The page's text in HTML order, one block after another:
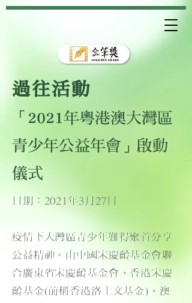
過往活動
「2021年粵港澳大灣區
青少年公益年會」啟動
儀式
日期︰2021年3月27日
疫情下大灣區青少年難得聚首分享
公益精神。由中國宋慶齡基金會聯
合廣東省宋慶齡基金會、香港宋慶
齡基金(前稱香港洛士文基金)、澳